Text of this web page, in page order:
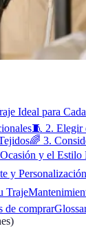
Ideal para
🧵 2. Elegir
🌈 3.
y el Estilo
y Personalización
Traje
de comprar
)